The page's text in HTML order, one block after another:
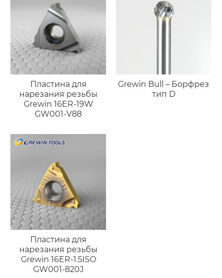
Пластина для
нарезания резьбы
Grewin 16ER-19W
GW001-V88
Grewin Bull – Борфрез
тип D
Пластина для
нарезания резьбы
Grewin 16ER-1.5ISO
GW001-820J